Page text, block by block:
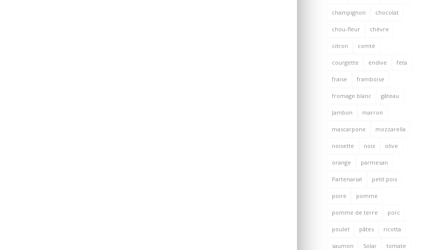
champignon chocolat
chou-fleur chèvre
citron comté
courgette endive feta
fraise framboise
fromage blanc gâteau
Jambon marron
mascarpone mozzarella
noisette noix olive
orange parmesan
Partenariat petit pois
poire pomme
pomme de terre porc
poulet pâtes ricotta
saumon Solar tomate